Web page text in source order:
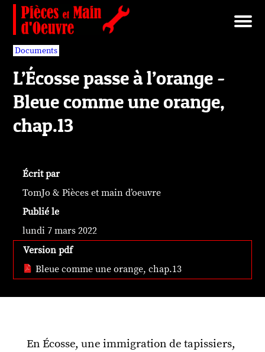
Brut/Archives
Faits divers
Nécrotechnologies
Documents
Librairie/Service Compris
Pièces détachées
Documents
L’Écosse passe à l’orange -
Bleue comme une orange,
chap.13
Écrit par
TomJo & Pièces et main d’oeuvre
Publié le
lundi 7 mars 2022
Version pdf
Bleue comme une orange, chap.13
En Écosse, une immigration de tapissiers,